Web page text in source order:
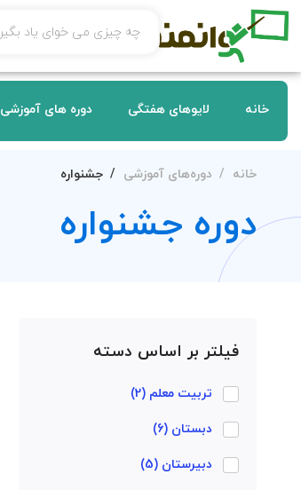
خانه لایوهای هفتگی دوره های آموزشی
خانه دوره‌های آموزشی جشنواره
دوره جشنواره
فیلتر بر اساس دسته
تربیت معلم (2)
دبستان (6)
دبیرستان (5)